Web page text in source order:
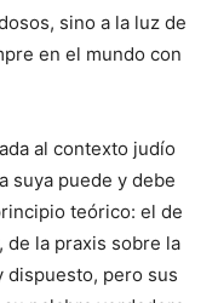
sino a la luz de
en el mundo con
al contexto judío
suya puede y debe
teórico: el de
de la praxis sobre la
dispuesto, pero sus